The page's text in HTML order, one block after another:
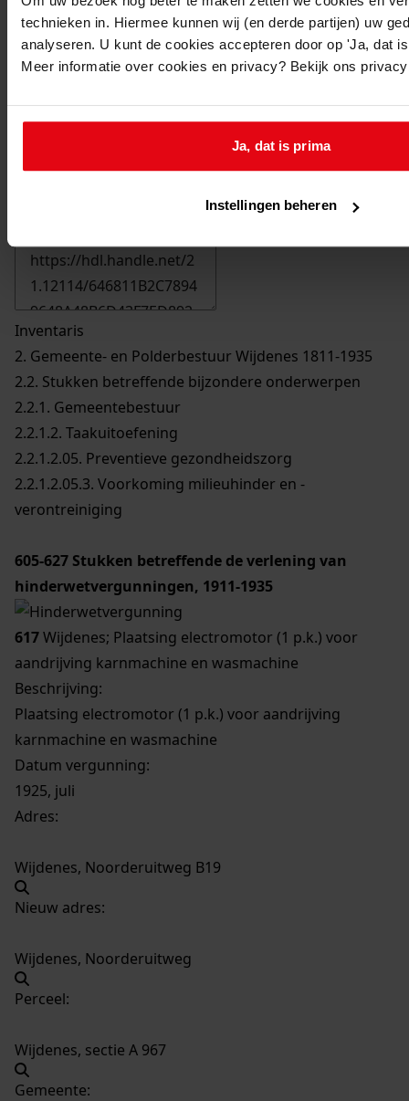
technieken in. Hiermee kunnen wij (en derde partijen) uw
analyseren. U kunt de cookies accepteren door op 'Ja, dat
Meer informatie over cookies en privacy? Bekijk ons
Ja, dat is prima
Instellingen beheren
Inventaris
2. Gemeente- en Polderbestuur Wijdenes 1811-1935
2.2. Stukken betreffende bijzondere onderwerpen
2.2.1. Gemeentebestuur
2.2.1.2. Taakuitoefening
2.2.1.2.05. Preventieve gezondheidszorg
2.2.1.2.05.3. Voorkoming milieuhinder en -
verontreiniging
605-627 Stukken betreffende de verlening van
hinderwetvergunningen, 1911-1935
617Wijdenes; Plaatsing electromotor (1 p.k.) voor
aandrijving karnmachine en wasmachine
Beschrijving:
Plaatsing electromotor (1 p.k.) voor aandrijving
karnmachine en wasmachine
Datum vergunning:
1925, juli
Adres:
Wijdenes, Noorderuitweg B19
Nieuw adres:
Wijdenes, Noorderuitweg
Perceel:
Wijdenes, sectie A 967
Gemeente: